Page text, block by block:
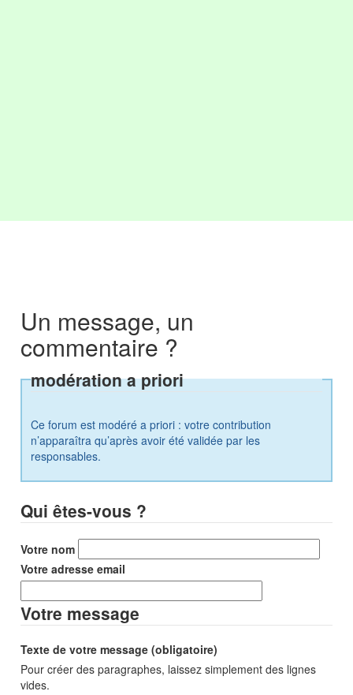
Un message, un
commentaire ?
modération a priori
Ce forum est modéré a priori : votre contribution
n’apparaîtra qu’après avoir été validée par les
responsables.
Qui êtes-vous ?
Votre nom
Votre adresse email
Votre message
Texte de votre message (obligatoire)
Pour créer des paragraphes, laissez simplement des lignes
vides.